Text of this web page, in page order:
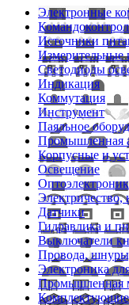
Электронные
Источники
Измерительные
Светодиоды
Индикация
Коммутация
Инструмент
Паяльное
Промышленная
Корпусные и
Освещение
Электричество,
Датчики
Гидравлика и
Выключатели
Провода,
Электроника
Промышленная